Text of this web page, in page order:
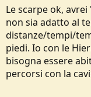
Le scarpe ok,
non sia adatto al
distanze/tempi/
piedi. Io con le
bisogna essere
percorsi con la